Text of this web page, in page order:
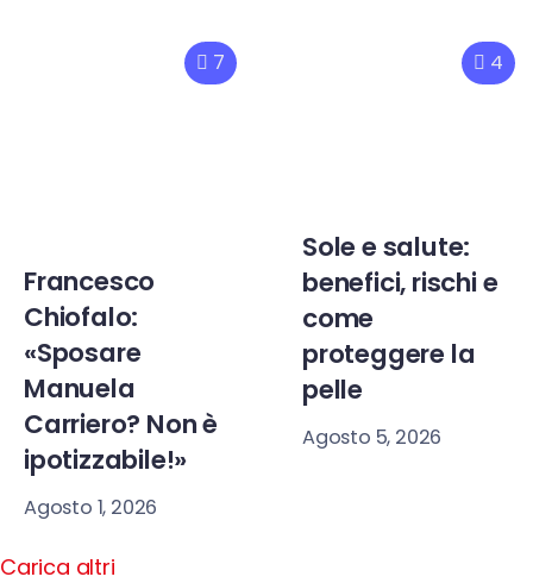
7
Francesco
Chiofalo:
«Sposare
Manuela
Carriero? Non è
ipotizzabile!»
Agosto 1, 2026
4
Sole e salute:
benefici, rischi e
come
proteggere la
pelle
Agosto 5, 2026
Carica altri